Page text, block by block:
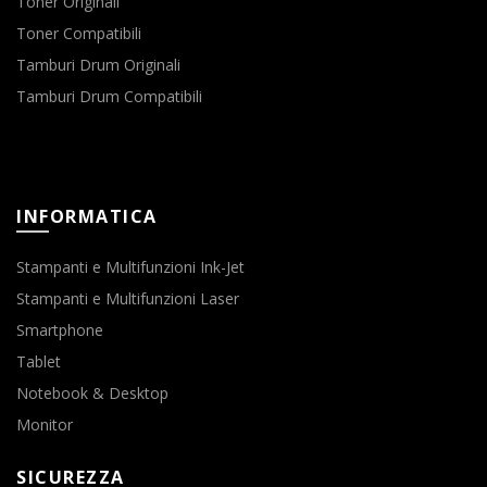
Toner Compatibili
Tamburi Drum Originali
Tamburi Drum Compatibili
INFORMATICA
Stampanti e Multifunzioni Ink-Jet
Stampanti e Multifunzioni Laser
Smartphone
Tablet
Notebook & Desktop
Monitor
SICUREZZA